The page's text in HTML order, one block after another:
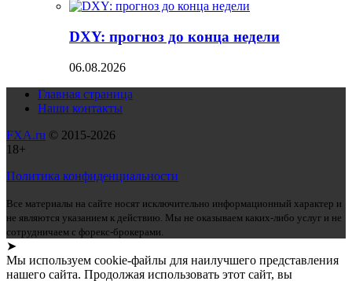
DXY: прогноз до конца недели
06.08.2026
Главная страница
Наши контакты
FXA.ru © 2015-2026
18+
Политика конфиденциальности
Все материалы на сайте носят исключительно информационный характер и
не являются указанием к действию. Мы не оказываем каких-либо услуг и не
сотрудничаем с форекс-брокерами.
➤
Мы используем cookie-файлы для наилучшего представления
нашего сайта. Продолжая использовать этот сайт, вы